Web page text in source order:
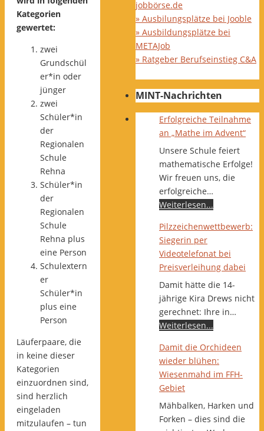
Kategorien
gewertet:
zwei
Grundschül
er*in oder
jünger
zwei
Schüler*in
der
Regionalen
Schule
Rehna
Schüler*in
der
Regionalen
Schule
Rehna plus
eine Person
Schulextern
er
Schüler*in
plus eine
Person
Läuferpaare, die
in keine dieser
Kategorien
einzuordnen sind,
sind herzlich
eingeladen
mitzulaufen – tun
jobbörse.de
» Ausbilungsplätze bei Jooble
» Ausbildungsplätze bei
METAJob
» Ratgeber Berufseinstieg C&A
MINT-Nachrichten
Erfolgreiche Teilnahme
an „Mathe im Advent“
Unsere Schule feiert
mathematische Erfolge!
Wir freuen uns, die
erfolgreiche…
Weiterlesen...
Pilzzeichenwettbewerb:
Siegerin per
Videotelefonat bei
Preisverleihung dabei
Damit hätte die 14-
jährige Kira Drews nicht
gerechnet: Ihre in…
Weiterlesen...
Damit die Orchideen
wieder blühen:
Wiesenmahd im FFH-
Gebiet
Mähbalken, Harken und
Forken – dies sind die